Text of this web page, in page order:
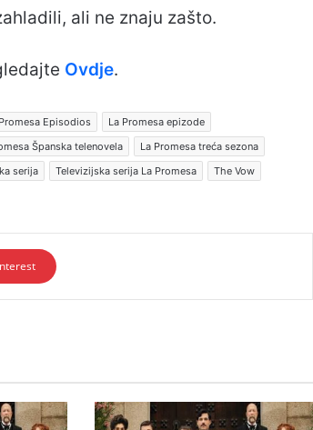
ali ne znaju zašto.
Ovdje.
Episodios
La Promesa epizode
Španska telenovela
La Promesa treća sezona
serija Televizijska serija La Promesa
The Vow